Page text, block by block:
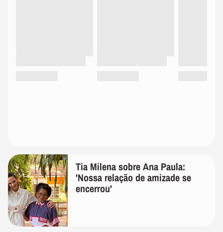
Tia Milena sobre Ana Paula:
'Nossa relação de amizade se
encerrou'